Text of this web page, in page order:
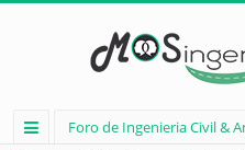
Foro de Ingenieria Civil &